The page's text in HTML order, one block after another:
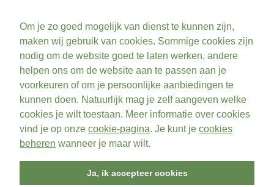
Om je zo goed mogelijk van dienst te kunnen zijn,
maken wij gebruik van cookies. Sommige cookies zijn
nodig om de website goed te laten werken, andere
helpen ons om de website aan te passen aan je
voorkeuren of om je persoonlijke aanbiedingen te
kunnen doen. Natuurlijk mag je zelf aangeven welke
cookies je wilt toestaan. Meer informatie over cookies
vind je op onze cookie-pagina. Je kunt je cookies
beheren wanneer je maar wilt.
Ja, ik accepteer cookies